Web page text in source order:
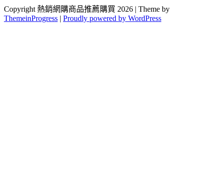
Copyright 熱銷網購商品推薦購買 2026 | Theme by
ThemeinProgress | Proudly powered by WordPress